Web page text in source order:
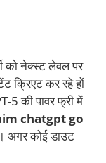
को नेक्स्ट लेवल पर
क्रिएट कर रहे हों
5 की पावर फ्री में
chatgpt go
अगर कोई डाउट